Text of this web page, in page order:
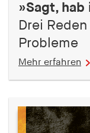
»Sagt, hab
Drei
Probleme
Mehr erfahren